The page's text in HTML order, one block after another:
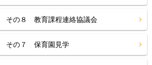
その８ 教育課程連絡協議会
その７ 保育園見学